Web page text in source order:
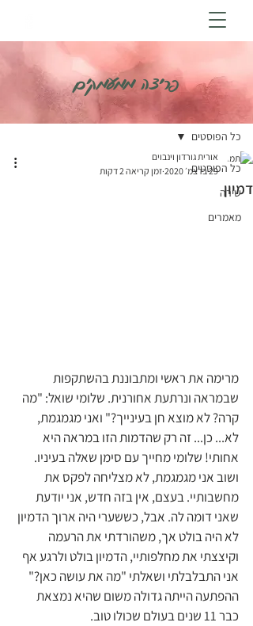
כל הפוסטים
שירה
מאמרים
כל הפוסטים
דמיון
אורית גורדון וינבוים
29 בדצמ׳ 2020
זמן קריאה 2 דקות
מרימה את ראשי ומתבוננת בהשתקפות
שבמראה ונרתעת אחורנית. שלומי שואל: "מה
קרה? לא מוצא חן בעינייך?" ואני מגמגמת,
לא... כן... זה רק שהדמות הזו במראה היא
אחותי! שלומי מחייך עם סימן שאלה בעיניו.
ושוב אני מגמגמת, לא מצליחה לפקס את
מחשבותיי. בעצם, אין בזה חדש, אני יודעת
שאני דומה לה. אבל, כששערי היה ארוך הדמיון
לא היה בולט אך, משהורדתי את הרעמה
וקיצצתי את מחלפותיי, הדמיון בולט ולרגע אף
אני התבלבלתי ושאלתי "מה את עושה כאן?"
ההפתעה הייתה גדולה משום שהיא נמצאת
כבר 11 שנים בעולם שכולו טוב.
פריצה ממעמקים